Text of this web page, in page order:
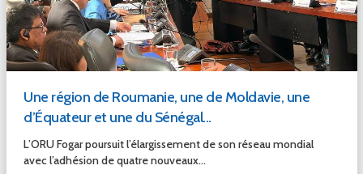
Une région de Roumanie, une de Moldavie, une
d’Équateur et une du Sénégal...
L’ORU Fogar poursuit l’élargissement de son réseau mondial
avec l’adhésion de quatre nouveaux...